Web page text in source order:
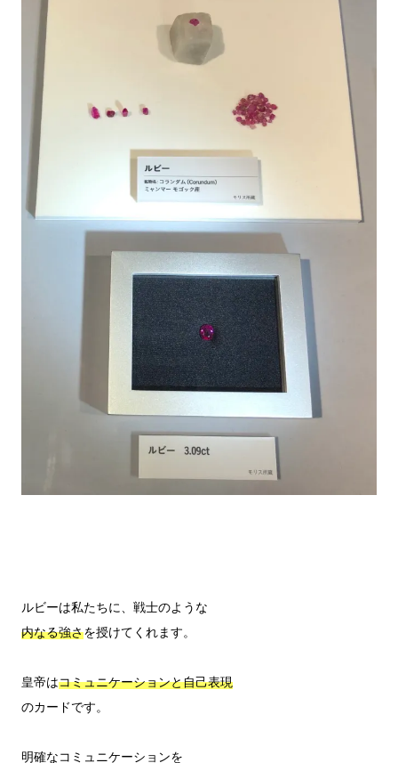
内なる強さを授けてくれます。
皇帝はコミュニケーションと自己表現
のカードです。
明確なコミュニケーションを